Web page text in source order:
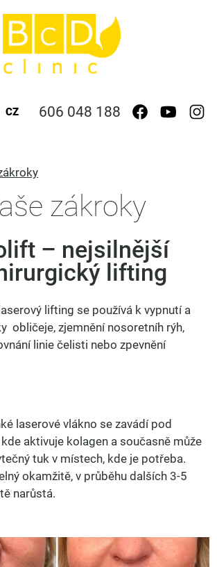
CZ 606 048 188
zákroky
– nejsilnější
lifting
lifting se používá k vypnutí a
obličeje, zjemnění nosoretníh rýh,
linie čelisti nebo zpevnění
laserové vlákno se zavádí pod
aktivuje kolagen a současně může
tuk v místech, kde je potřeba.
okamžitě, v průběhu dalších 3-5
narůstá.